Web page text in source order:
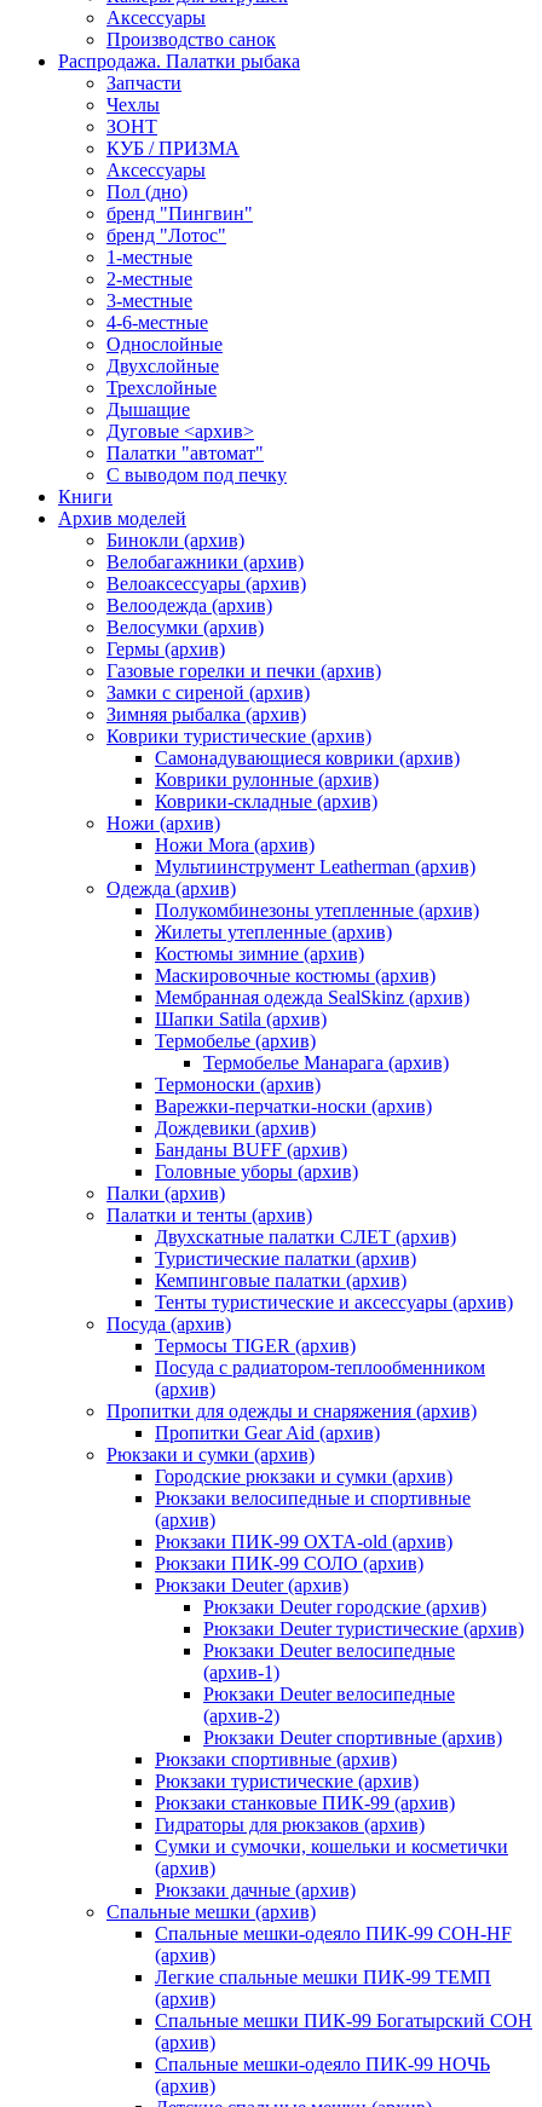
Аксессуары
Производство санок
Распродажа. Палатки рыбака
Запчасти
Чехлы
ЗОНТ
КУБ / ПРИЗМА
Аксессуары
Пол (дно)
бренд "Пингвин"
бренд "Лотос"
1-местные
2-местные
3-местные
4-6-местные
Однослойные
Двухслойные
Трехслойные
Дышащие
Дуговые <архив>
Палатки "автомат"
C выводом под печку
Книги
Архив моделей
Бинокли (архив)
Велобагажники (архив)
Велоаксессуары (архив)
Велоодежда (архив)
Велосумки (архив)
Гермы (архив)
Газовые горелки и печки (архив)
Замки с сиреной (архив)
Зимняя рыбалка (архив)
Коврики туристические (архив)
Самонадувающиеся коврики (архив)
Коврики рулонные (архив)
Коврики-складные (архив)
Ножи (архив)
Ножи Mora (архив)
Мультиинструмент Leatherman (архив)
Одежда (архив)
Полукомбинезоны утепленные (архив)
Жилеты утепленные (архив)
Костюмы зимние (архив)
Маскировочные костюмы (архив)
Мембранная одежда SealSkinz (архив)
Шапки Satila (архив)
Термобелье (архив)
Термобелье Манарага (архив)
Термоноски (архив)
Варежки-перчатки-носки (архив)
Дождевики (архив)
Банданы BUFF (архив)
Головные уборы (архив)
Палки (архив)
Палатки и тенты (архив)
Двухскатные палатки СЛЕТ (архив)
Туристические палатки (архив)
Кемпинговые палатки (архив)
Тенты туристические и аксессуары (архив)
Посуда (архив)
Термосы TIGER (архив)
Посуда с радиатором-теплообменником
(архив)
Пропитки для одежды и снаряжения (архив)
Пропитки Gear Aid (архив)
Рюкзаки и сумки (архив)
Городские рюкзаки и сумки (архив)
Рюкзаки велосипедные и спортивные
(архив)
Рюкзаки ПИК-99 ОХТА-old (архив)
Рюкзаки ПИК-99 СОЛО (архив)
Рюкзаки Deuter (архив)
Рюкзаки Deuter городские (архив)
Рюкзаки Deuter туристические (архив)
Рюкзаки Deuter велосипедные
(архив-1)
Рюкзаки Deuter велосипедные
(архив-2)
Рюкзаки Deuter спортивные (архив)
Рюкзаки спортивные (архив)
Рюкзаки туристические (архив)
Рюкзаки станковые ПИК-99 (архив)
Гидраторы для рюкзаков (архив)
Сумки и сумочки, кошельки и косметички
(архив)
Рюкзаки дачные (архив)
Спальные мешки (архив)
Спальные мешки-одеяло ПИК-99 СОН-HF
(архив)
Легкие спальные мешки ПИК-99 ТЕМП
(архив)
Спальные мешки ПИК-99 Богатырский СОН
(архив)
Спальные мешки-одеяло ПИК-99 НОЧЬ
(архив)